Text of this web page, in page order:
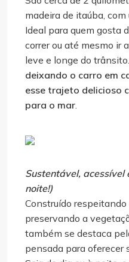
madeira de itaúba,
Ideal para quem gosta
correr ou até mesmo ir
leve e longe do
deixando o carro em
esse trajeto delicioso
para o mar.
Sustentável, acessível
noite!)
Construído
preservando a
também se destaca
pensada para oferecer